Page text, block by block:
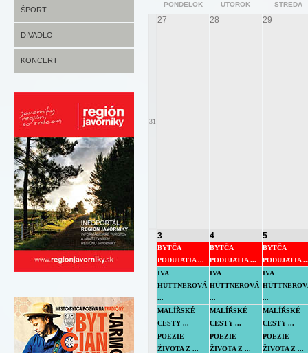
ŠPORT
DIVADLO
KONCERT
PONDELOK UTOROK STREDA
31
27 28 29
3
BYTČA
PODUJATIA ...
IVA
HÜTTNEROVÁ
...
MALÍŘSKÉ
CESTY ...
POEZIE
ŽIVOTA Z ...
4
BYTČA
PODUJATIA ...
IVA
HÜTTNEROVÁ
...
MALÍŘSKÉ
CESTY ...
POEZIE
ŽIVOTA Z ...
5
BYTČA
PODUJATIA
IVA
...
MALÍŘSKÉ
CESTY ...
POEZIE
ŽIVOTA Z ...